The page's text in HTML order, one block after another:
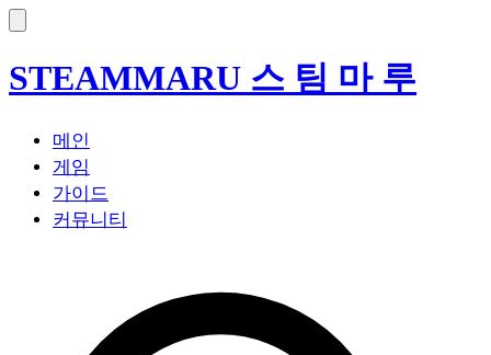
STEAMMARU 스 팀 마 루
메인
게임
가이드
커뮤니티